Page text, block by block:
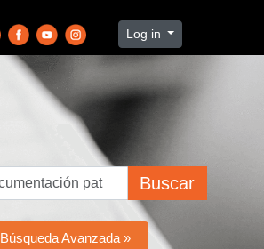
Log in
Buscar
Búsqueda Avanzada »